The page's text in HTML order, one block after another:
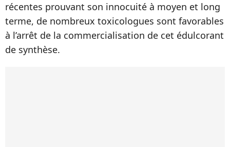
récentes prouvant son innocuité à moyen et long
terme, de nombreux toxicologues sont favorables
à l’arrêt de la commercialisation de cet édulcorant
de synthèse.